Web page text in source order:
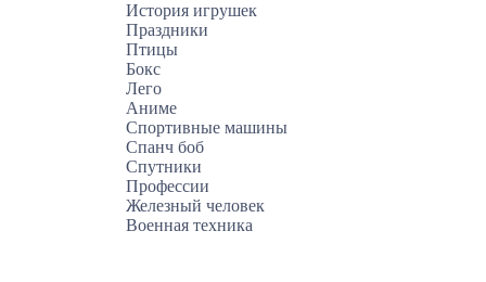
История игрушек
Праздники
Птицы
Бокс
Лего
Аниме
Спортивные машины
Спанч боб
Спутники
Профессии
Железный человек
Военная техника